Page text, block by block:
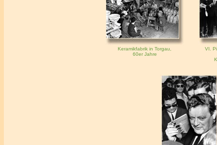
Keramikfabrik in Torgau,
60er Jahre
VI.